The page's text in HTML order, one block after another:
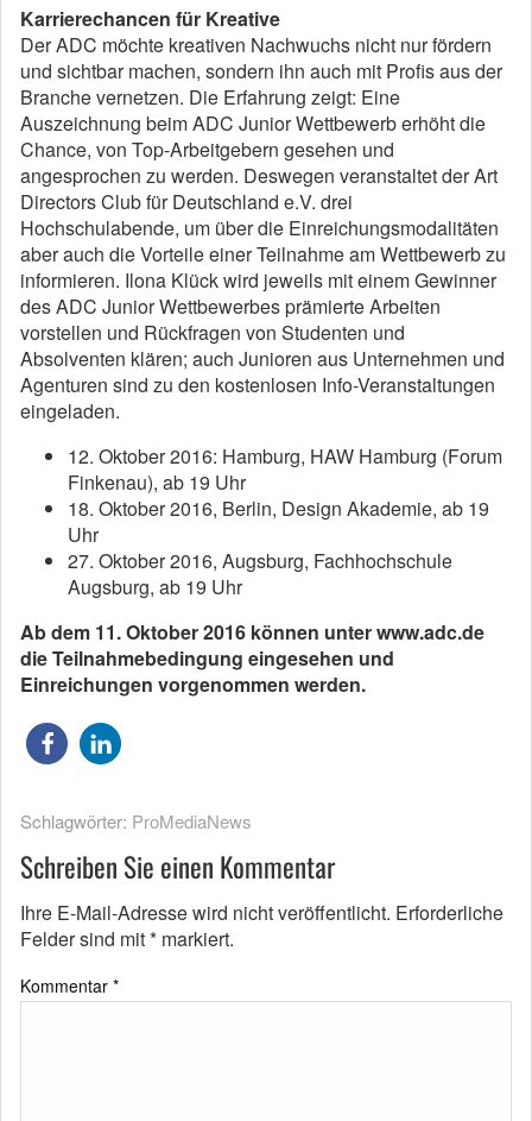
Karrierechancen für Kreative
Der ADC möchte kreativen Nachwuchs nicht nur fördern
und sichtbar machen, sondern ihn auch mit Profis aus der
Branche vernetzen. Die Erfahrung zeigt: Eine
Auszeichnung beim ADC Junior Wettbewerb erhöht die
Chance, von Top-Arbeitgebern gesehen und
angesprochen zu werden. Deswegen veranstaltet der Art
Directors Club für Deutschland e.V. drei
Hochschulabende, um über die Einreichungsmodalitäten
aber auch die Vorteile einer Teilnahme am Wettbewerb zu
informieren. Ilona Klück wird jeweils mit einem Gewinner
des ADC Junior Wettbewerbes prämierte Arbeiten
vorstellen und Rückfragen von Studenten und
Absolventen klären; auch Junioren aus Unternehmen und
Agenturen sind zu den kostenlosen Info-Veranstaltungen
eingeladen.
12. Oktober 2016: Hamburg, HAW Hamburg (Forum
Finkenau), ab 19 Uhr
18. Oktober 2016, Berlin, Design Akademie, ab 19
Uhr
27. Oktober 2016, Augsburg, Fachhochschule
Augsburg, ab 19 Uhr
Ab dem 11. Oktober 2016 können unter www.adc.de
die Teilnahmebedingung eingesehen und
Einreichungen vorgenommen werden.
Schlagwörter: ProMediaNews
Schreiben Sie einen Kommentar
Ihre E-Mail-Adresse wird nicht veröffentlicht. Erforderliche
Felder sind mit* markiert.
Kommentar *